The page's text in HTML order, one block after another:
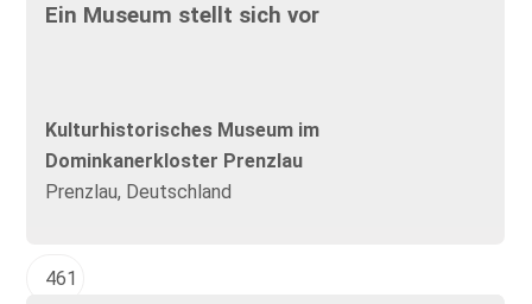
Ein Museum stellt sich vor
Kulturhistorisches Museum im
Dominkanerkloster Prenzlau
Prenzlau, Deutschland
461